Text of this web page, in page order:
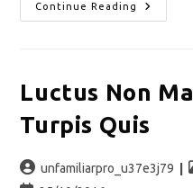
Continue Reading
Luctus Non
Turpis Quis
unfamiliarpro_u37e3j79